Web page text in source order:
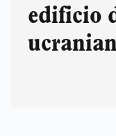
edificio